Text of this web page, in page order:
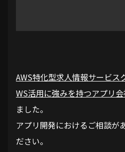
AWS特化型求人情報サービス
WS活用に強みを持つアプリ
ました。
アプリ開発におけるご相談が
ださい。